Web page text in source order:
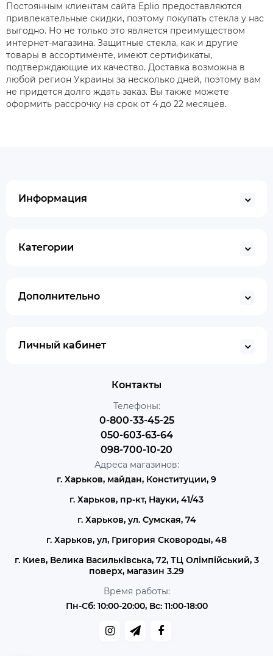
Постоянным клиентам сайта Eplio предоставляются
привлекательные скидки, поэтому покупать стекла у нас
выгодно. Но не только это является преимуществом
интернет-магазина. Защитные стекла, как и другие
товары в ассортименте, имеют сертификаты,
подтверждающие их качество. Доставка возможна в
любой регион Украины за несколько дней, поэтому вам
не придется долго ждать заказ. Вы также можете
оформить рассрочку на срок от 4 до 22 месяцев.
Информация
Категории
Дополнительно
Личный кабинет
Контакты
Телефоны:
0-800-33-45-25
050-603-63-64
098-700-10-20
Адреса магазинов:
г. Харьков, майдан, Конституции, 9
г. Харьков, пр-кт, Науки, 41/43
г. Харьков, ул. Сумская, 74
г. Харьков, ул, Григория Сковороды, 48
г. Киев, Велика Васильківська, 72, ТЦ Олімпійський, 3
поверх, магазин 3.29
Время работы:
Пн-Сб: 10:00-20:00, Вс: 11:00-18:00